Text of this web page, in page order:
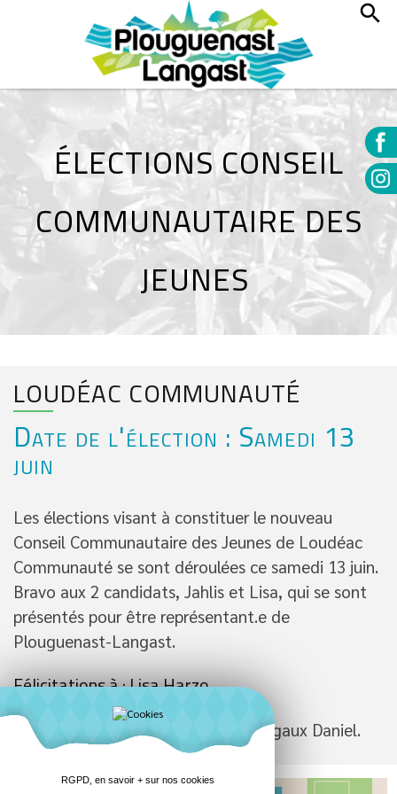
ÉLECTIONS CONSEIL
COMMUNAUTAIRE DES
JEUNES
LOUDÉAC COMMUNAUTÉ
Date de l'élection : Samedi 13
juin
Les élections visant à constituer le nouveau
Conseil Communautaire des Jeunes de Loudéac
Communauté se sont déroulées ce samedi 13 juin.
Bravo aux 2 candidats, Jahlis et Lisa, qui se sont
présentés pour être représentant.e de
Plouguenast-Langast.
Félicitations à : Lisa Harzo
Notre jeune élue qui succède à Margaux Daniel.
RGPD, en savoir + sur nos cookies